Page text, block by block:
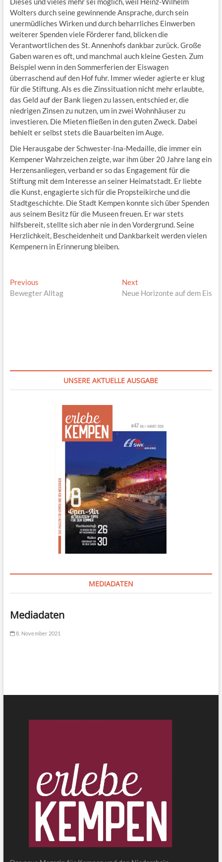
Wolters durch seine gewinnende Ansprache, durch sein
unermüdliches Wirken und durch beharrliches Einwerben
weiterer Spenden viele Förderer fand, blicken die
Verantwortlichen des St. Annenhofs dankbar zurück. Große
Gaben waren es oft, und manchmal auch kleine Gesten. Zum
Beispiel wenn in den Sommerferien der Eiswagen
überraschend auf den Hof fuhr. Immer wieder agierte er klug
für die Stiftung. Als es die Zinssituation nicht mehr erlaubte,
das Geld auf der Bank liegen zu lassen, entschied er, die
niedrigen Zinsen zu nutzen, um in zwei Wohnhäuser zu
investieren. Die Mieten fließen in den guten Zweck. Dabei
behielt er selbst stets die Bauarbeiten im Auge.
Die Herausgabe der Schwester-Ina-Medaille, die immer ein
Kempener Wahrzeichen zeigte, war ihm über 20 Jahre lang ein
Herzensanliegen, verband er so das Engagement für die
Stiftung mit dem Interesse an seiner Heimatstadt. Er liebte
die Kunst, engagierte sich für die Propsteikirche und die
Stadtgeschichte. Die Stadt Kempen konnte sich über Spenden
aus seinem Besitz für die Museen freuen. Er war stets
hilfsbereit, stellte sich aber nie in den Vordergrund. Seine
Herzlichkeit, Bescheidenheit und Dankbarkeit werden vielen
Kempenern in Erinnerung bleiben.
Beitragsnavigation
PreviousPrevious
post:
Bewegter Alltag
Next
post:
Neue Horizonte auf dem Eis
UNSERE AKTUELLE AUSGABE
MEDIADATEN
Mediadaten
8. November 2021